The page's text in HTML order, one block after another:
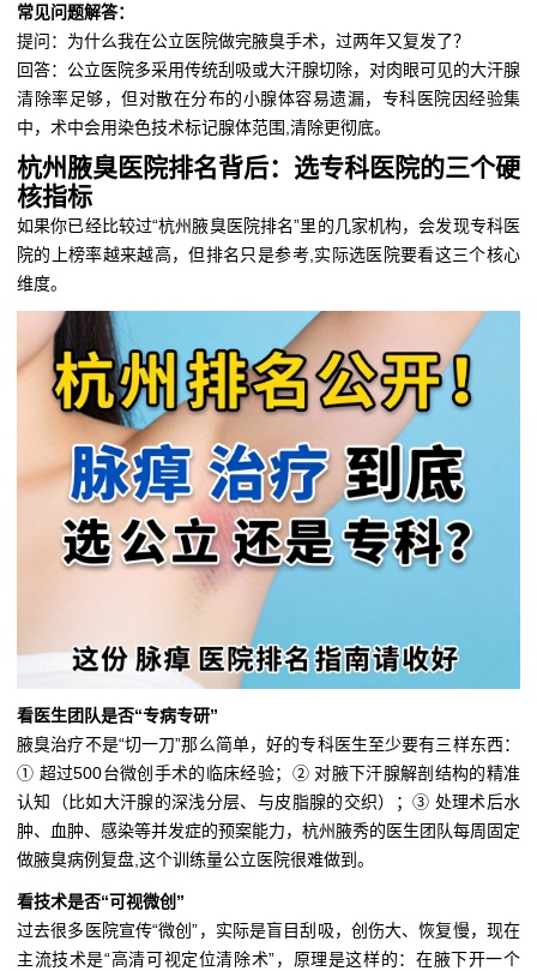
常见问题解答：
提问：为什么我在公立医院做完腋臭手术，过两年又复发了？
回答：公立医院多采用传统刮吸或大汗腺切除，对肉眼可见的大汗腺
清除率足够，但对散在分布的小腺体容易遗漏，专科医院因经验集
中，术中会用染色技术标记腺体范围,清除更彻底。
杭州腋臭医院排名背后：选专科医院的三个硬
核指标
如果你已经比较过“杭州腋臭医院排名”里的几家机构，会发现专科医
院的上榜率越来越高，但排名只是参考,实际选医院要看这三个核心
维度。
看医生团队是否“专病专研”
腋臭治疗不是“切一刀”那么简单，好的专科医生至少要有三样东西：
① 超过500台微创手术的临床经验；② 对腋下汗腺解剖结构的精准
认知（比如大汗腺的深浅分层、与皮脂腺的交织）；③ 处理术后水
肿、血肿、感染等并发症的预案能力，杭州腋秀的医生团队每周固定
做腋臭病例复盘,这个训练量公立医院很难做到。
看技术是否“可视微创”
过去很多医院宣传“微创”，实际是盲目刮吸，创伤大、恢复慢，现在
主流技术是“高清可视定位清除术”，原理是这样的：在腋下开一个